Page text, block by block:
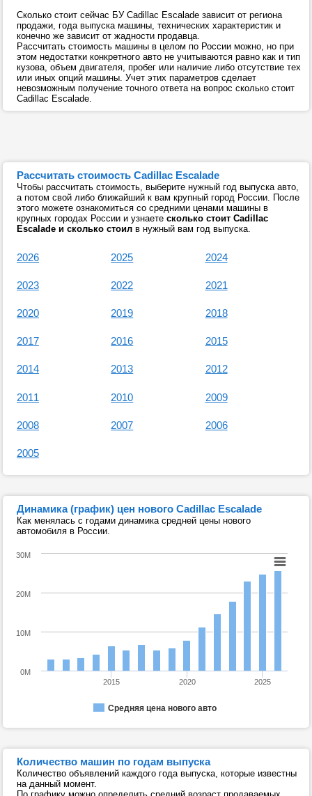
Сколько стоит сейчас БУ Cadillac Escalade зависит от региона
продажи, года выпуска машины, технических характеристик и
конечно же зависит от жадности продавца.
Рассчитать стоимость машины в целом по России можно, но при
этом недостатки конкретного авто не учитываются равно как и тип
кузова, объем двигателя, пробег или наличие либо отсутствие тех
или иных опций машины. Учет этих параметров сделает
невозможным получение точного ответа на вопрос сколько стоит
Cadillac Escalade.
Рассчитать стоимость Cadillac Escalade
Чтобы рассчитать стоимость, выберите нужный год выпуска авто,
а потом свой либо ближайший к вам крупный город России. После
этого можете ознакомиться со средними ценами машины в
крупных городах России и узнаете сколько стоит Cadillac
Escalade и сколько стоил в нужный вам год выпуска.
2026 2025 2024
2023 2022 2021
2020 2019 2018
2017 2016 2015
2014 2013 2012
2011 2010 2009
2008 2007 2006
2005
Динамика (график) цен нового Cadillac Escalade
Как менялась с годами динамика средней цены нового
автомобиля в России.
Средняя цена нового авто
2015 2020 2025
0M
10M
20M
30M
Количество машин по годам выпуска
Количество объявлений каждого года выпуска, которые известны
на данный момент.